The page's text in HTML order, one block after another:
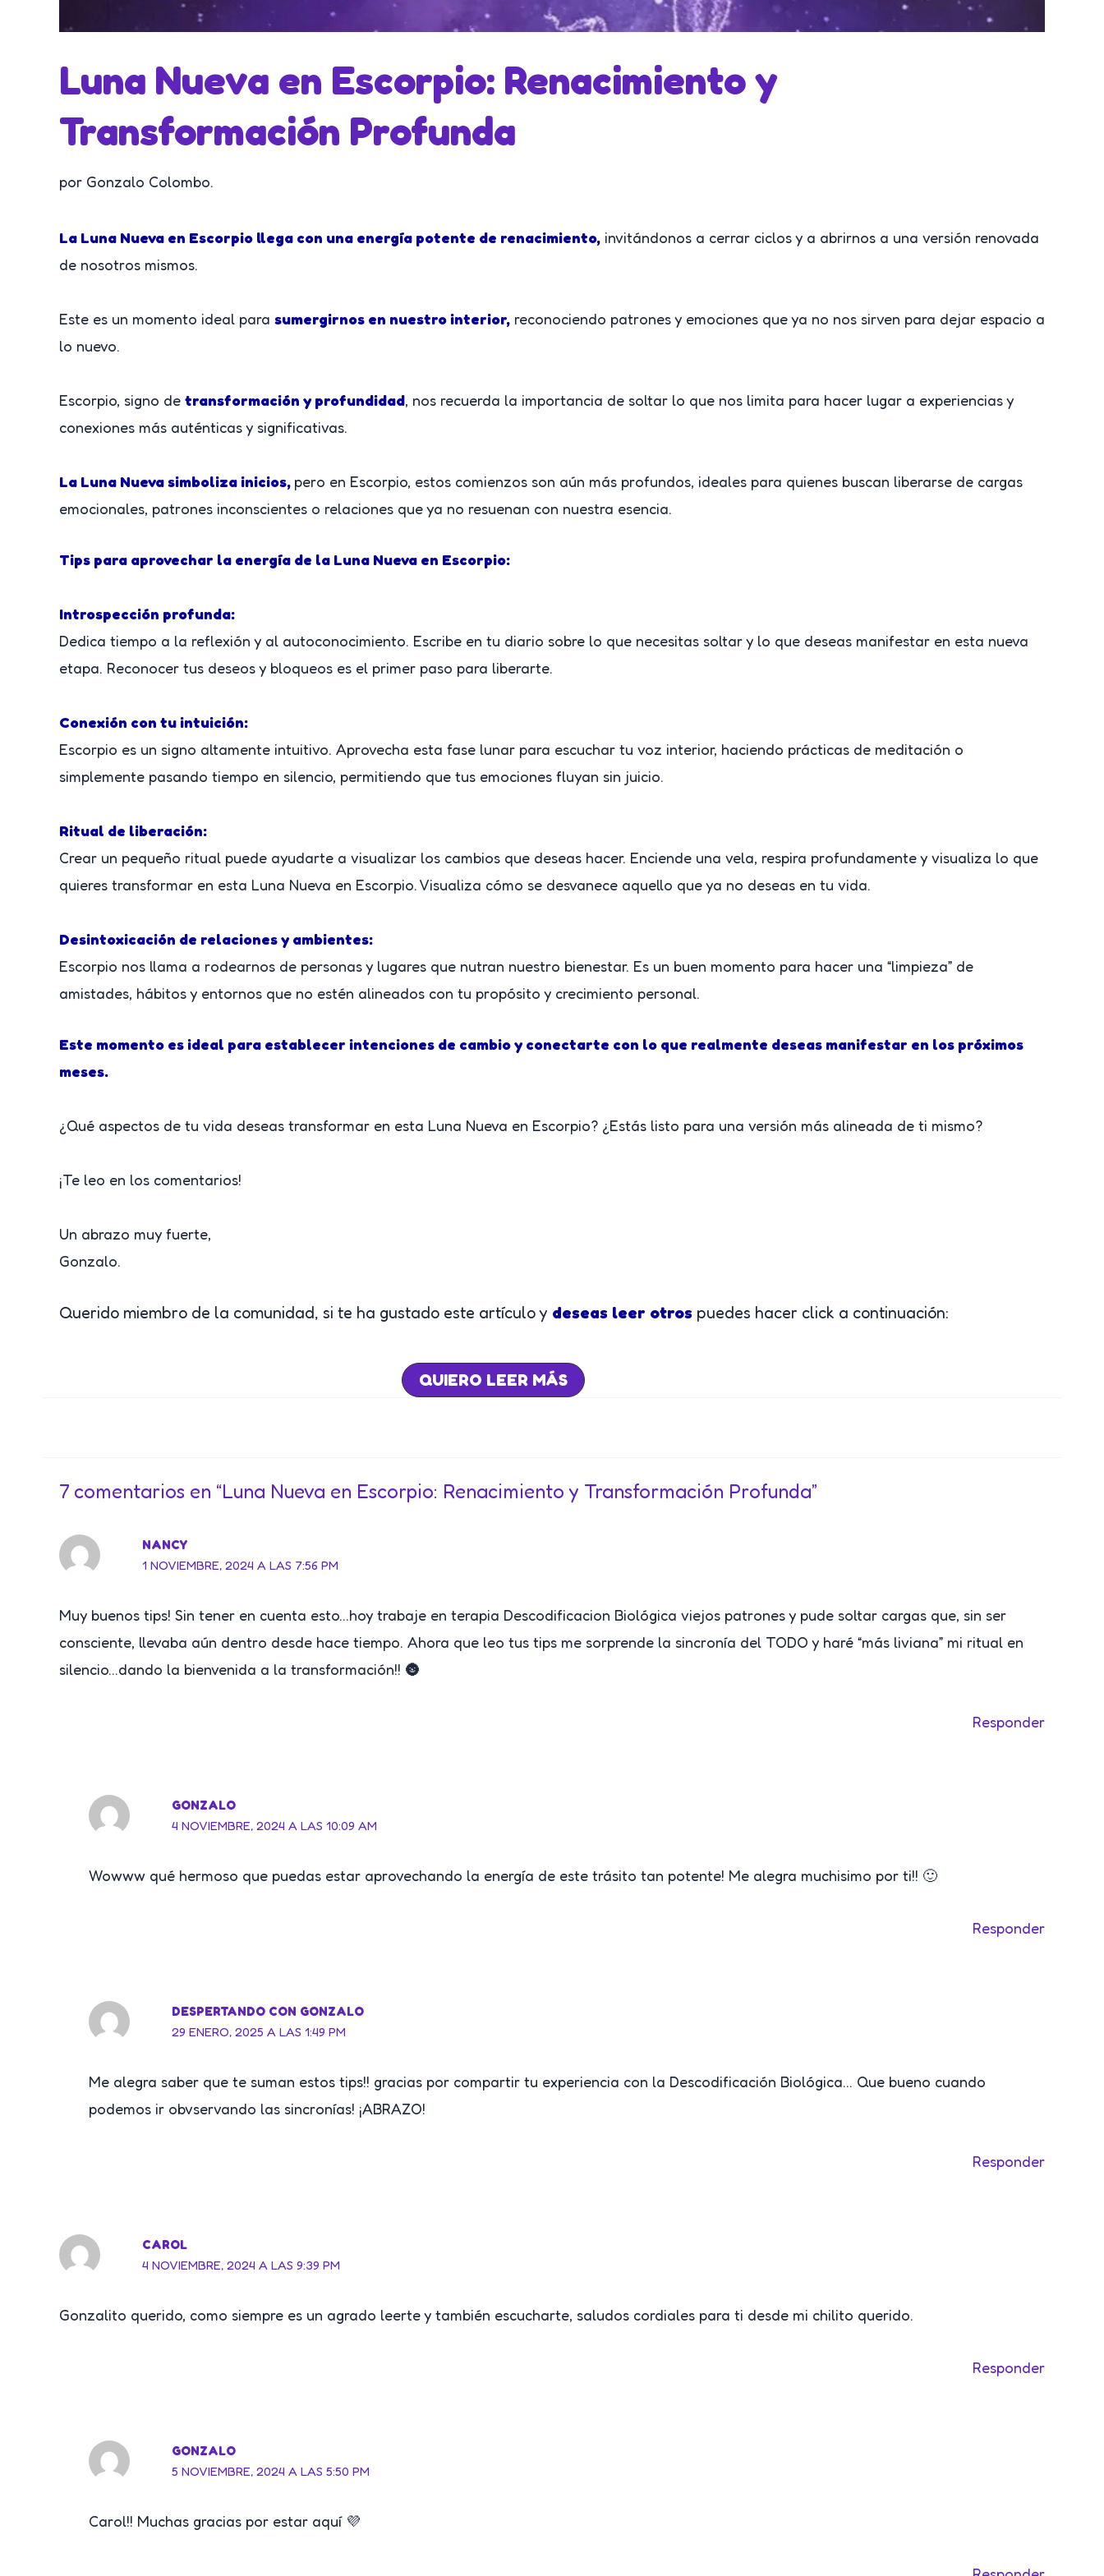
Luna Nueva en Escorpio: Renacimiento y
Transformación Profunda
por Gonzalo Colombo.
La Luna Nueva en Escorpio llega con una energía potente de renacimiento, invitándonos a cerrar ciclos y a abrirnos a una versión renovada
de nosotros mismos.
Este es un momento ideal para sumergirnos en nuestro interior, reconociendo patrones y emociones que ya no nos sirven para dejar espacio a
lo nuevo.
Escorpio, signo de transformación y profundidad, nos recuerda la importancia de soltar lo que nos limita para hacer lugar a experiencias y
conexiones más auténticas y significativas.
La Luna Nueva simboliza inicios, pero en Escorpio, estos comienzos son aún más profundos, ideales para quienes buscan liberarse de cargas
emocionales, patrones inconscientes o relaciones que ya no resuenan con nuestra esencia.
Tips para aprovechar la energía de la Luna Nueva en Escorpio:
Introspección profunda:
Dedica tiempo a la reflexión y al autoconocimiento. Escribe en tu diario sobre lo que necesitas soltar y lo que deseas manifestar en esta nueva
etapa. Reconocer tus deseos y bloqueos es el primer paso para liberarte.
Conexión con tu intuición:
Escorpio es un signo altamente intuitivo. Aprovecha esta fase lunar para escuchar tu voz interior, haciendo prácticas de meditación o
simplemente pasando tiempo en silencio, permitiendo que tus emociones fluyan sin juicio.
Ritual de liberación:
Crear un pequeño ritual puede ayudarte a visualizar los cambios que deseas hacer. Enciende una vela, respira profundamente y visualiza lo que
quieres transformar en esta Luna Nueva en Escorpio. Visualiza cómo se desvanece aquello que ya no deseas en tu vida.
Desintoxicación de relaciones y ambientes:
Escorpio nos llama a rodearnos de personas y lugares que nutran nuestro bienestar. Es un buen momento para hacer una “limpieza” de
amistades, hábitos y entornos que no estén alineados con tu propósito y crecimiento personal.
Este momento es ideal para establecer intenciones de cambio y conectarte con lo que realmente deseas manifestar en los próximos
meses.
¿Qué aspectos de tu vida deseas transformar en esta Luna Nueva en Escorpio? ¿Estás listo para una versión más alineada de ti mismo?
¡Te leo en los comentarios!
Un abrazo muy fuerte,
Gonzalo.
Querido miembro de la comunidad, si te ha gustado este artículo y deseas leer otros puedes hacer click a continuación:
QUIERO LEER MÁS
7 comentarios en “Luna Nueva en Escorpio: Renacimiento y Transformación Profunda”
NANCY
1 NOVIEMBRE, 2024 A LAS 7:56 PM
Muy buenos tips! Sin tener en cuenta esto…hoy trabaje en terapia Descodificacion Biológica viejos patrones y pude soltar cargas que, sin ser
consciente, llevaba aún dentro desde hace tiempo. Ahora que leo tus tips me sorprende la sincronía del TODO y haré “más liviana” mi ritual en
silencio…dando la bienvenida a la transformación!! 🌚
Responder
GONZALO
4 NOVIEMBRE, 2024 A LAS 10:09 AM
Wowww qué hermoso que puedas estar aprovechando la energía de este trásito tan potente! Me alegra muchisimo por ti!! 🙂
Responder
DESPERTANDO CON GONZALO
29 ENERO, 2025 A LAS 1:49 PM
Me alegra saber que te suman estos tips!! gracias por compartir tu experiencia con la Descodificación Biológica… Que bueno cuando
podemos ir obvservando las sincronías! ¡ABRAZO!
Responder
CAROL
4 NOVIEMBRE, 2024 A LAS 9:39 PM
Gonzalito querido, como siempre es un agrado leerte y también escucharte, saludos cordiales para ti desde mi chilito querido.
Responder
GONZALO
5 NOVIEMBRE, 2024 A LAS 5:50 PM
Carol!! Muchas gracias por estar aquí 💜